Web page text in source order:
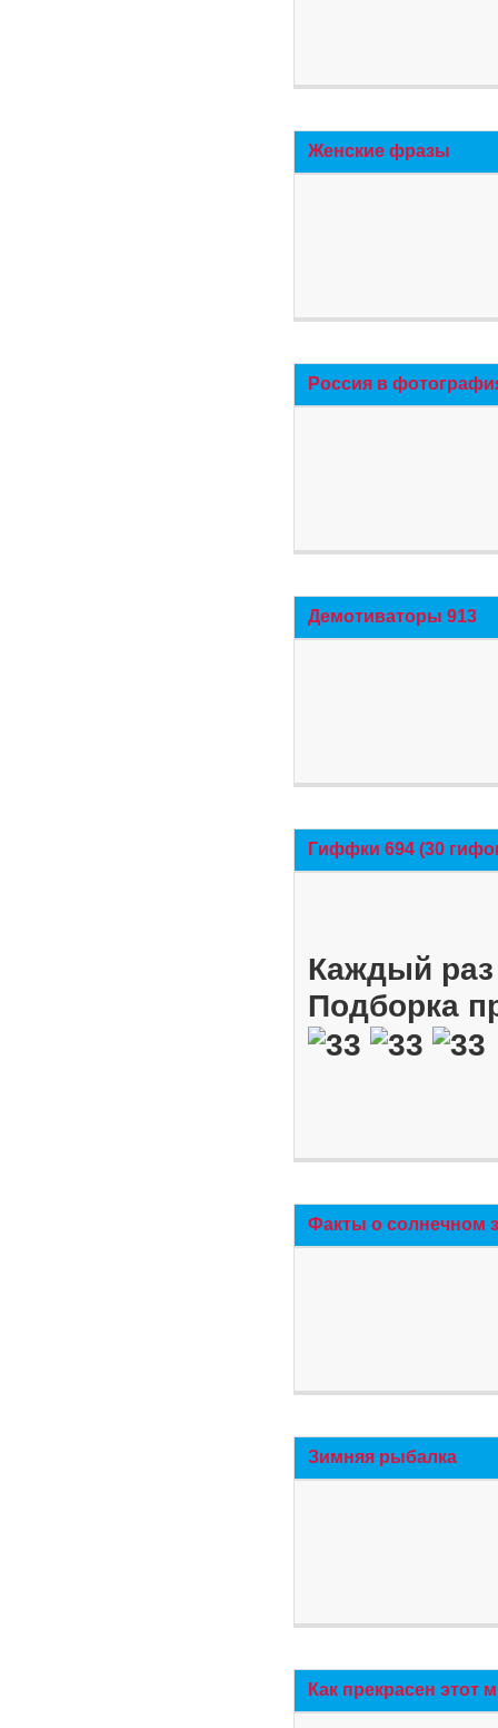
Женские фразы
Россия в
Демотиваторы 913
Гиффки 694 (30
Каждый
Подборка
Факты о солнечном
Зимняя рыбалка
Как прекрасен этот